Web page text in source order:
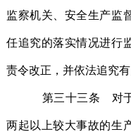
监察机关、安全生产监
任追究的落实情况进行
责令改正，并依法追究
第三十三条 对于发
两起以上较大事故的生